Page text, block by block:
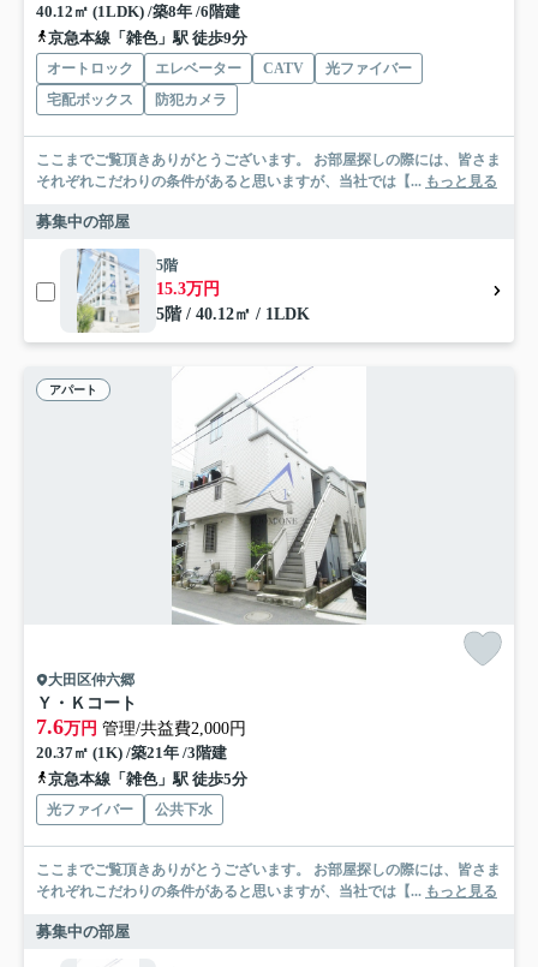
40.12㎡ (1LDK) /築8年 /6階建
京急本線「雑色」駅 徒歩9分
オートロック エレベーター CATV
光ファイバー
宅配ボックス
防犯カメラ
ここまでご覧頂きありがとうございます。 お部屋探しの際には、皆さま
それぞれこだわりの条件があると思いますが、当社では【... もっと見る
募集中の部屋
5階
15.3万円
5階 / 40.12㎡ / 1LDK
アパート
大田区仲六郷
Ｙ・Ｋコート
7.6万円 管理/共益費2,000円
20.37㎡ (1K) /築21年 /3階建
京急本線「雑色」駅 徒歩5分
光ファイバー 公共下水
ここまでご覧頂きありがとうございます。 お部屋探しの際には、皆さま
それぞれこだわりの条件があると思いますが、当社では【... もっと見る
募集中の部屋